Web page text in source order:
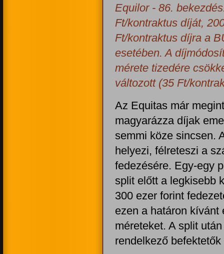
Equilor - 86.
Ft/kontraktus díját,
Ft/kontraktus díjra a
esetében. A
mérete tizedére
változott (35 Ft/
Az Equitas már
magyarázza díjak
semmi köze sincsen.
helyezi, félreteszi a
fedezésére. Egy-egy
split előtt a legkisebb
300 ezer forint
ezen a határon kívánt
méreteket. A split
rendelkező